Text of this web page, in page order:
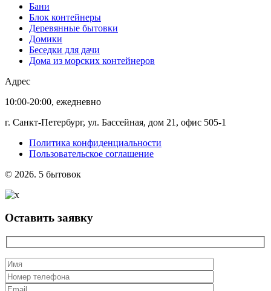
Бани
Блок контейнеры
Деревянные бытовки
Домики
Беседки для дачи
Дома из морских контейнеров
Адрес
10:00-20:00, ежедневно
г. Санкт-Петербург, ул. Бассейная, дом 21, офис 505-1
Политика конфиденциальности
Пользовательское соглашение
© 2026. 5 бытовок
Оставить заявку